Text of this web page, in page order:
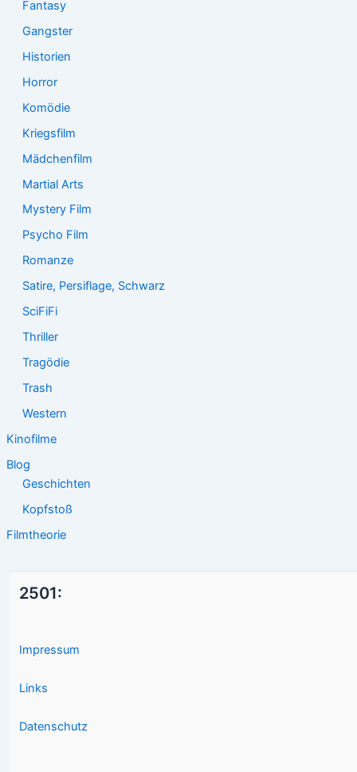
Fantasy
Gangster
Historien
Horror
Komödie
Kriegsfilm
Mädchenfilm
Martial Arts
Mystery Film
Psycho Film
Romanze
Satire, Persiflage, Schwarz
SciFiFi
Thriller
Tragödie
Trash
Western
Kinofilme
Blog
Geschichten
Kopfstoß
Filmtheorie
2501:
Impressum
Links
Datenschutz